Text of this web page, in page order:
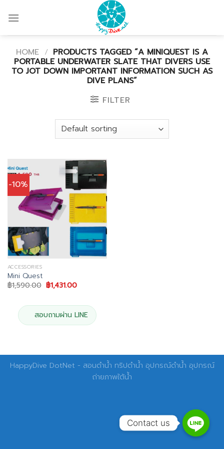
HOME / PRODUCTS TAGGED “A MINIQUEST IS A
PORTABLE UNDERWATER SLATE THAT DIVERS USE
TO JOT DOWN IMPORTANT INFORMATION SUCH AS
DIVE PLANS”
FILTER
-10%
ACCESSORIES
Mini Quest
฿1,590.00 Original
price
฿1,590.00.
฿1,431.00Current
฿1,431.00.
สอบถามผ่าน LINE
HappyDive DotNet - สอนดำน้ำ ทริปดำน้ำ อุปกรณ์ดำน้ำ อุปกรณ์
ถ่ายภาพใต้น้ำ
Contact us